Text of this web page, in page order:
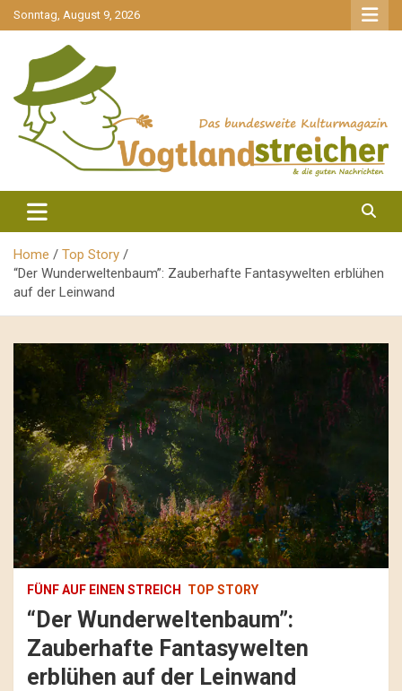
gehe
zum
Sonntag, August 9, 2026
Vogtlandstreicher
Home
Top Story
“Der Wunderweltenbaum”: Zauberhafte Fantasywelten erblühen
auf der Leinwand
FÜNF AUF EINEN STREICH TOP STORY
“Der Wunderweltenbaum”:
Zauberhafte Fantasywelten
erblühen auf der Leinwand